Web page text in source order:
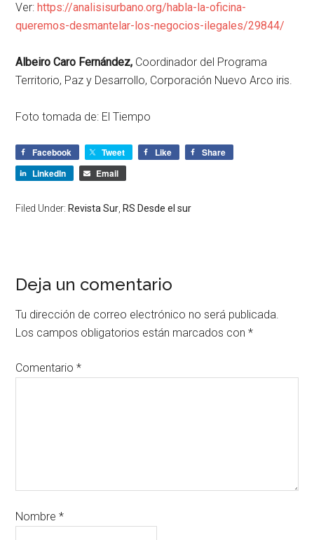
Ver:https://analisisurbano.org/habla-la-oficina-
queremos-desmantelar-los-negocios-ilegales/29844/
Albeiro Caro Fernández, Coordinador del Programa
Territorio, Paz y Desarrollo, Corporación Nuevo Arco iris.
Foto tomada de: El Tiempo
Facebook Tweet Like
Share
LinkedIn
Email
Filed Under: Revista Sur RS Desde el sur
Deja un comentario
Tu dirección de correo electrónico no será publicada.
Los campos obligatorios están marcados con*
Comentario*
Nombre*